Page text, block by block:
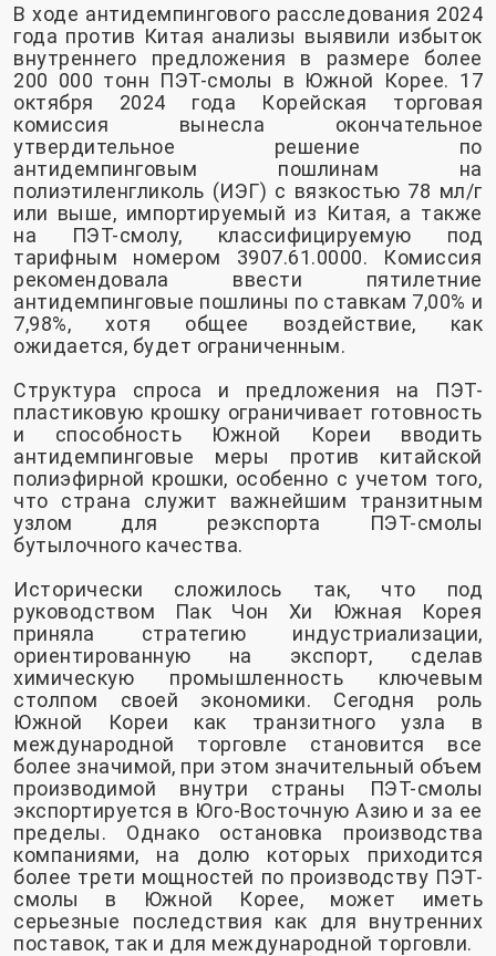
В ходе антидемпингового расследования 2024
года против Китая анализы выявили избыток
внутреннего предложения в размере более
200 000 тонн ПЭТ-смолы в Южной Корее. 17
октября 2024 года Корейская торговая
комиссия вынесла окончательное
утвердительное решение по
антидемпинговым пошлинам на
полиэтиленгликоль (ИЭГ) с вязкостью 78 мл/г
или выше, импортируемый из Китая, а также
на ПЭТ-смолу, классифицируемую под
тарифным номером 3907.61.0000. Комиссия
рекомендовала ввести пятилетние
антидемпинговые пошлины по ставкам 7,00% и
7,98%, хотя общее воздействие, как
ожидается, будет ограниченным.
Структура спроса и предложения на ПЭТ-
пластиковую крошку ограничивает готовность
и способность Южной Кореи вводить
антидемпинговые меры против китайской
полиэфирной крошки, особенно с учетом того,
что страна служит важнейшим транзитным
узлом для реэкспорта ПЭТ-смолы
бутылочного качества.
Исторически сложилось так, что под
руководством Пак Чон Хи Южная Корея
приняла стратегию индустриализации,
ориентированную на экспорт, сделав
химическую промышленность ключевым
столпом своей экономики. Сегодня роль
Южной Кореи как транзитного узла в
международной торговле становится все
более значимой, при этом значительный объем
производимой внутри страны ПЭТ-смолы
экспортируется в Юго-Восточную Азию и за ее
пределы. Однако остановка производства
компаниями, на долю которых приходится
более трети мощностей по производству ПЭТ-
смолы в Южной Корее, может иметь
серьезные последствия как для внутренних
поставок, так и для международной торговли.